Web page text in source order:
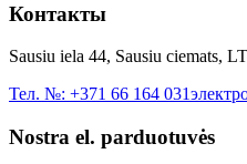
Контакты
Sausiu iela 44, Sausiu ciemats,
Тел. №: +371 66 164 031
Nostra el. parduotuvės